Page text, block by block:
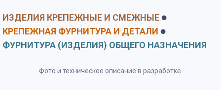
ИЗДЕЛИЯ КРЕПЕЖНЫЕ И СМЕЖНЫЕ ⚫
КРЕПЕЖНАЯ ФУРНИТУРА И ДЕТАЛИ ⚫
ФУРНИТУРА (ИЗДЕЛИЯ) ОБЩЕГО НАЗНАЧЕНИЯ
Фото и техническое описание в разработке.